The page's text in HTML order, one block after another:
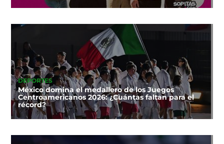
DEPORTES
México domina el medallero de los Juegos
Centroamericanos 2026: ¿Cuántas faltan para el
récord?